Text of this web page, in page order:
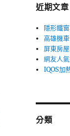
近期文章
隱形鐵
高雄機
屏東房
網友人
IQOS加
分類